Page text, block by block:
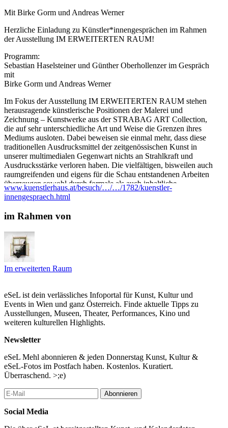
Mit Birke Gorm und Andreas Werner
Herzliche Einladung zu Künstler*innengesprächen im Rahmen
der Ausstellung IM ERWEITERTEN RAUM!
Programm:
Sebastian Haselsteiner und Günther Oberhollenzer im Gespräch
mit
Birke Gorm und Andreas Werner
Im Fokus der Ausstellung IM ERWEITERTEN RAUM stehen
herausragende künstlerische Positionen der Malerei und
Zeichnung – Kunstwerke aus der STRABAG ART Collection,
die auf sehr unterschiedliche Art und Weise die Grenzen ihres
Mediums ausloten. Dabei beweisen sie einmal mehr, dass diese
traditionellen Ausdrucksmittel der zeitgenössischen Kunst in
unserer multimedialen Gegenwart nichts an Strahlkraft und
Ausdrucksstärke verloren haben. Die vielfältigen, bisweilen auch
raumgreifenden und eigens für die Schau entstandenen Arbeiten
überzeugen sowohl durch formale als auch inhaltliche
Könnerschaft. Die zehn in der Ausstellung gezeigten
österreichischen und europäischen Künstler*innen sind
Preisträger*innen des STRABAG ART Award.
Vereinigung
Kuratiert von Sebastian Haselsteiner und Günther Oberhollenzer
...Mehr lesen
www.kuenstlerhaus.at/besuch/…/…/1782/kuenstler-
innengespraech.html
im Rahmen von
Im erweiterten Raum
eSeL ist dein verlässliches Infoportal für Kunst, Kultur und
Events in Wien und ganz Österreich. Finde aktuelle Tipps zu
Ausstellungen, Museen, Theater, Performances, Kino und
weiteren kulturellen Highlights.
Newsletter
eSeL Mehl abonnieren & jeden Donnerstag Kunst, Kultur &
eSeL-Fotos im Postfach haben. Kostenlos. Kuratiert.
Überraschend. >;e)
Abonnieren
Social Media